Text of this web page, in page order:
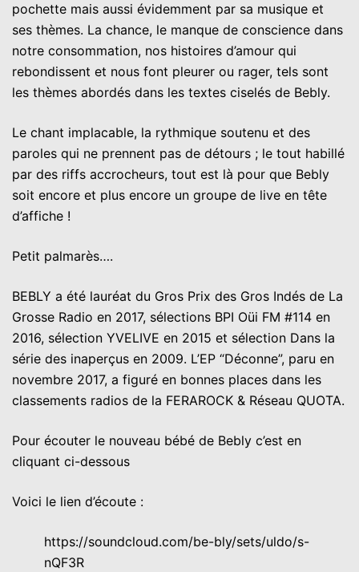
pochette mais aussi évidemment par sa musique et
ses thèmes. La chance, le manque de conscience dans
notre consommation, nos histoires d’amour qui
rebondissent et nous font pleurer ou rager, tels sont
les thèmes abordés dans les textes ciselés de Bebly.
Le chant implacable, la rythmique soutenu et des
paroles qui ne prennent pas de détours ; le tout habillé
par des riffs accrocheurs, tout est là pour que Bebly
soit encore et plus encore un groupe de live en tête
d’affiche !
Petit palmarès….
BEBLY a été lauréat du Gros Prix des Gros Indés de La
Grosse Radio en 2017, sélections BPI Oüi FM #114 en
2016, sélection YVELIVE en 2015 et sélection Dans la
série des inaperçus en 2009. L’EP “Déconne”, paru en
novembre 2017, a figuré en bonnes places dans les
classements radios de la FERAROCK & Réseau QUOTA.
Pour écouter le nouveau bébé de Bebly c’est en
cliquant ci-dessous
Voici le lien d’écoute :
https://soundcloud.com/be-bly/sets/uldo/s-
nQF3R